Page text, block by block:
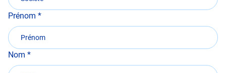
Prénom
Nom